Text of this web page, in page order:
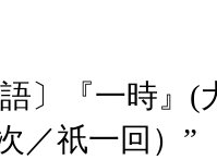
〕『一時』(
／祇一回）”